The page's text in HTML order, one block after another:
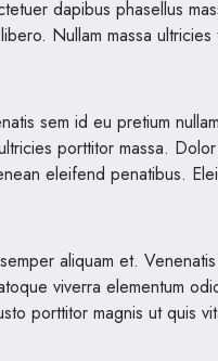
dapibus phasellus
Nullam massa ultricies
sem id eu pretium
porttitor massa.
eleifend penatibus.
aliquam et.
viverra elementum
porttitor magnis ut quis